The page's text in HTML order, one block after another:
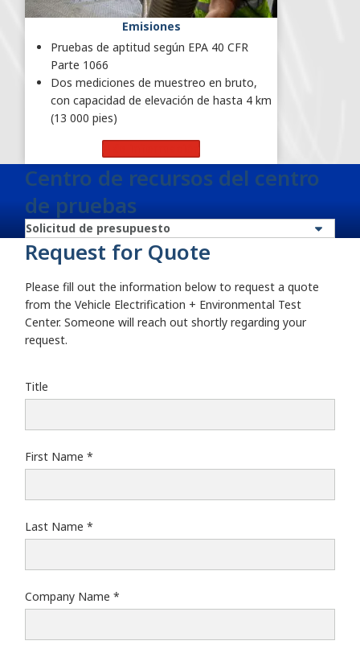
Emisiones
Pruebas de aptitud según EPA 40 CFR
Parte 1066
Dos mediciones de muestreo en bruto,
con capacidad de elevación de hasta 4 km
(13 000 pies)
Centro de recursos del centro
de pruebas
Request for Quote
Please fill out the information below to request a quote
from the Vehicle Electrification + Environmental Test
Center. Someone will reach out shortly regarding your
request.
Title
First Name
Last Name
Company Name